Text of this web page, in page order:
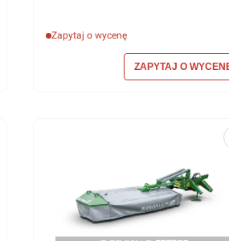
Zapytaj o wycenę